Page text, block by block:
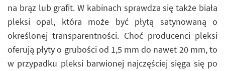
na brąz lub grafit. W kabinach sprawdza się także biała
pleksi opal, która może być płytą satynowaną o
określonej transparentności. Choć producenci pleksi
oferują płyty o grubości od 1,5 mm do nawet 20 mm, to
w przypadku pleksi barwionej najczęściej sięga się po